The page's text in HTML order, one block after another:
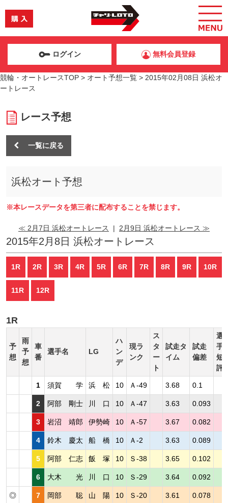
ログイン 無料会員登録
競輪・オートレースTOP > オート予想一覧 > 2015年02月08日 浜松オ
ートレース
レース予想
一覧に戻る
浜松オート予想
※本レースデータを第三者に配布することを禁じます。
≪ 2月7日 浜松オートレース | 2月9日 浜松オートレース ≫
2015年2月8日 浜松オートレース
1R 2R 3R 4R 5R 6R 7R 8R 9R 10R
11R 12R
1R
予
想
雨
予
想
車
番
選手名 LG
ハ
ン
デ
現ラ
ンク
ス
タ
ー
ト
試走タ
イム
試走
偏差
選
手
短
評
1 須賀 学 浜 松 10 Ａ-49 3.68 0.1
2 阿部 剛士 川 口 10 Ａ-47 3.63 0.093
3 岩沼 靖郎 伊勢崎 10 Ａ-57 3.67 0.082
4 鈴木 慶太 船 橋 10 Ａ-2 3.63 0.089
5 阿部 仁志 飯 塚 10 Ｓ-38 3.65 0.102
6 大木 光 川 口 10 Ｓ-29 3.64 0.092
◎ 7 岡部 聡 山 陽 10 Ｓ-20 3.61 0.078